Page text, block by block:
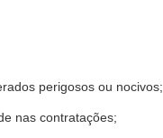
perigosos ou nocivos;
nas contratações;